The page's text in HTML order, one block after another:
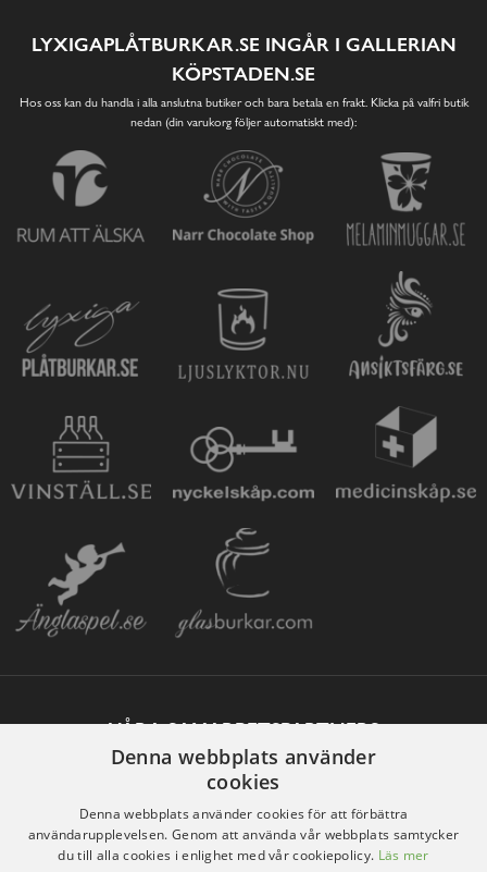
LYXIGAPLÅTBURKAR.SE INGÅR I GALLERIAN
KÖPSTADEN.SE
Hos oss kan du handla i alla anslutna butiker och bara betala en frakt. Klicka på valfri butik
nedan (din varukorg följer automatiskt med):
VÅRA SAMARBETSPARTNERS
Denna webbplats använder
cookies
Denna webbplats använder cookies för att förbättra
användarupplevelsen. Genom att använda vår webbplats samtycker
du till alla cookies i enlighet med vår cookiepolicy. Läs mer